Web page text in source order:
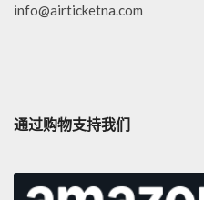
info@airticketna.com
通过购物支持我们